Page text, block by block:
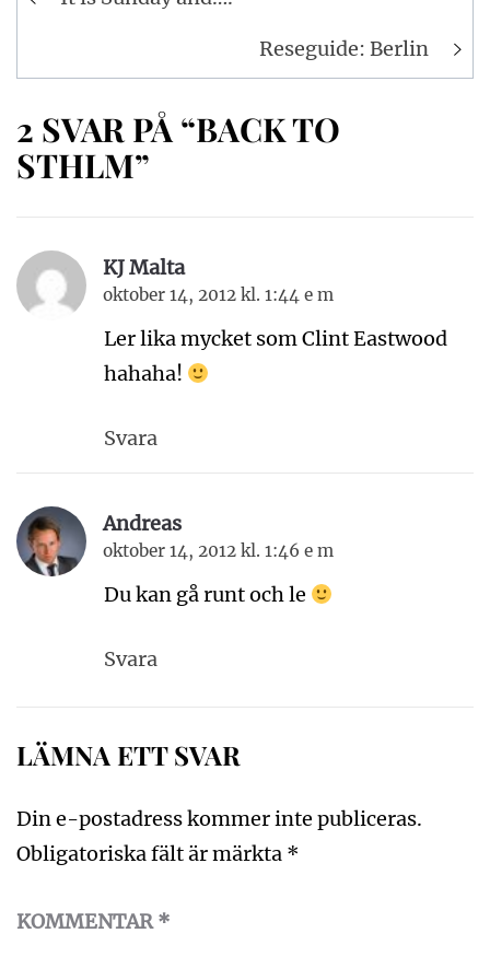
Reseguide: Berlin
2 SVAR PÅ “BACK TO
STHLM”
KJ Malta
oktober 14, 2012 kl. 1:44 e m
Ler lika mycket som Clint Eastwood
hahaha!
Svara
Andreas
oktober 14, 2012 kl. 1:46 e m
Du kan gå runt och le
Svara
LÄMNA ETT SVAR
Din e-postadress kommer inte publiceras.
Obligatoriska fält är märkta *
KOMMENTAR*